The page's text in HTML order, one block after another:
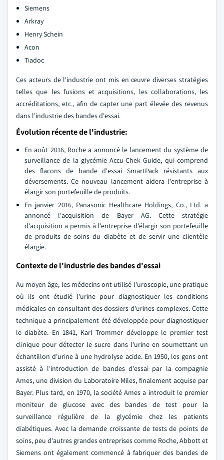
Siemens
Arkray
Henry Schein
Acon
Tiadoc
Ces acteurs de l'industrie ont mis en œuvre diverses stratégies
telles que les fusions et acquisitions, les collaborations, les
accréditations, etc., afin de capter une part élevée des revenus
dans l'industrie des bandes d'essai.
Évolution récente de l'industrie:
En août 2016, Roche a annoncé le lancement du système de
surveillance de la glycémie Accu-Chek Guide, qui comprend
des flacons de bande d'essai SmartPack résistants aux
déversements. Ce nouveau lancement aidera l'entreprise à
élargir son portefeuille de produits.
En janvier 2016, Panasonic Healthcare Holdings, Co., Ltd. a
annoncé l'acquisition de Bayer AG. Cette stratégie
d'acquisition a permis à l'entreprise d'élargir son portefeuille
de produits de soins du diabète et de servir une clientèle
élargie.
Contexte de l'industrie des bandes d'essai
Au moyen âge, les médecins ont utilisé l'uroscopie, une pratique
où ils ont étudié l'urine pour diagnostiquer les conditions
médicales en consultant des dossiers d'urines complexes. Cette
technique a principalement été développée pour diagnostiquer
le diabète. En 1841, Karl Trommer développe le premier test
clinique pour détecter le sucre dans l'urine en soumettant un
échantillon d'urine à une hydrolyse acide. En 1950, les gens ont
assisté à l'introduction de bandes d'essai par la compagnie
Ames, une division du Laboratoire Miles, finalement acquise par
Bayer. Plus tard, en 1970, la société Ames a introduit le premier
moniteur de glucose avec des bandes de test pour la
surveillance régulière de la glycémie chez les patients
diabétiques. Avec la demande croissante de tests de points de
soins, peu d'autres grandes entreprises comme Roche, Abbott et
Siemens ont également commencé à fabriquer des bandes de